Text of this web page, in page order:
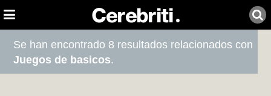
Se han encontrado 8 resultados relacionados con
Juegos de basicos.